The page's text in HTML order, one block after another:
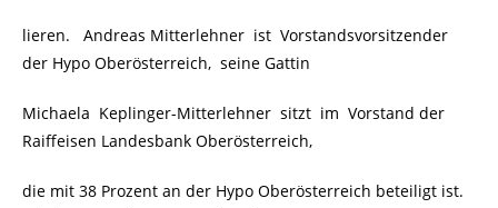
lieren. Andreas Mitterlehner ist Vorstandsvorsitzender
der Hypo Oberösterreich, seine Gattin
Michaela Keplinger-Mitterlehner sitzt im Vorstand der
Raiffeisen Landesbank Oberösterreich,
die mit 38 Prozent an der Hypo Oberösterreich beteiligt ist.